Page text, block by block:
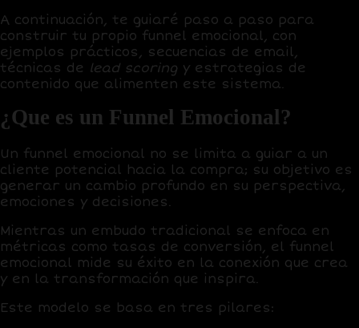
A continuación, te guiaré paso a paso para
construir tu propio funnel emocional, con
ejemplos prácticos, secuencias de email,
técnicas de lead scoring y estrategias de
contenido que alimenten este sistema.
¿Que es un Funnel Emocional?
Un funnel emocional no se limita a guiar a un
cliente potencial hacia la compra; su objetivo es
generar un cambio profundo en su perspectiva,
emociones y decisiones.
Mientras un embudo tradicional se enfoca en
métricas como tasas de conversión, el funnel
emocional mide su éxito en la conexión que crea
y en la transformación que inspira.
Este modelo se basa en tres pilares: